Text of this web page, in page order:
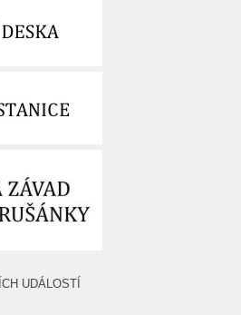
UDÁLOSTÍ